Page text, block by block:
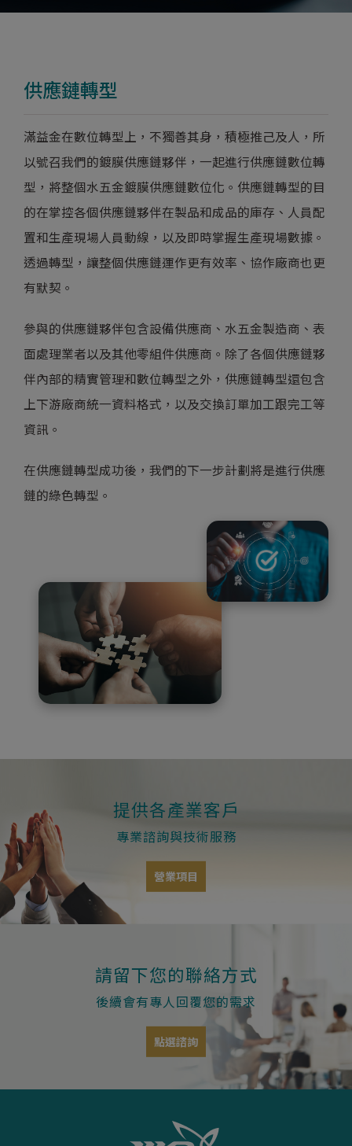
供應鏈轉型
滿益金在數位轉型上，不獨善其身，積極推己及人，所
以號召我們的鍍膜供應鏈夥伴，一起進行供應鏈數位轉
型，將整個水五金鍍膜供應鏈數位化。供應鏈轉型的目
的在掌控各個供應鏈夥伴在製品和成品的庫存、人員配
置和生產現場人員動線，以及即時掌握生產現場數據。
透過轉型，讓整個供應鏈運作更有效率、協作廠商也更
有默契。
參與的供應鏈夥伴包含設備供應商、水五金製造商、表
面處理業者以及其他零組件供應商。除了各個供應鏈夥
伴內部的精實管理和數位轉型之外，供應鏈轉型還包含
上下游廠商統一資料格式，以及交換訂單加工跟完工等
資訊。
在供應鏈轉型成功後，我們的下一步計劃將是進行供應
鏈的綠色轉型。
提供各產業客戶
專業諮詢與技術服務
營業項目
請留下您的聯絡方式
後續會有專人回覆您的需求
點選諮詢